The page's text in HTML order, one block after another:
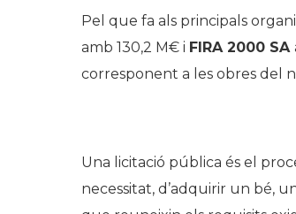
Pel que fa als principals
amb 130,2 M€ i FIRA 2000 SA
corresponent a les obres del
Una licitació pública és el
necessitat, d’adquirir un bé,